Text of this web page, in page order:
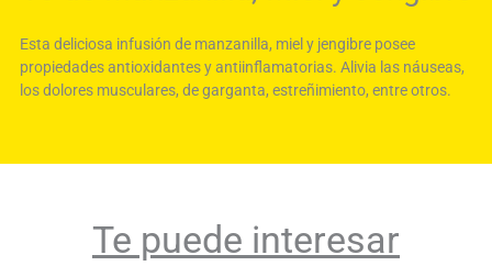
Esta deliciosa infusión de manzanilla, miel y jengibre posee
propiedades antioxidantes y antiinflamatorias. Alivia las náuseas,
los dolores musculares, de garganta, estreñimiento, entre otros.
Te puede interesar